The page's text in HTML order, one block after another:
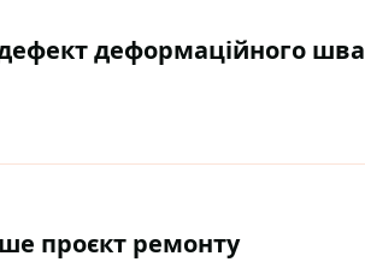
деформаційного шва
проєкт ремонту